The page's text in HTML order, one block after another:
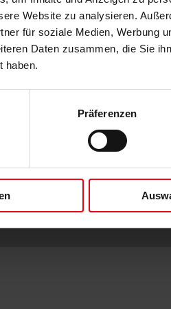
Website zu analysieren.
für soziale Medien, Werbung
Daten zusammen, die Sie
haben.
Präferenzen
Frank Otto Sonnenschutztechnik